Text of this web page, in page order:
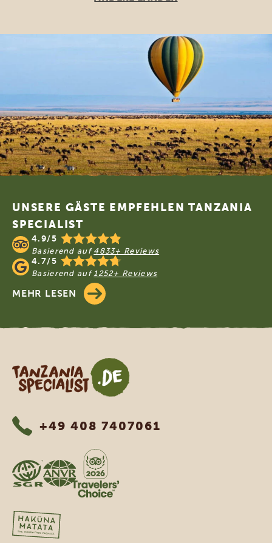
UNSERE GÄSTE EMPFEHLEN TANZANIA
SPECIALIST
4.9/5
Basierend auf 4833+ Reviews
4.7/5
Basierend auf1252+ Reviews
MEHR LESEN
Tanzania Specialist
+49 408 7407061